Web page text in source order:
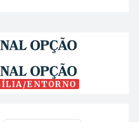
ENTORNO